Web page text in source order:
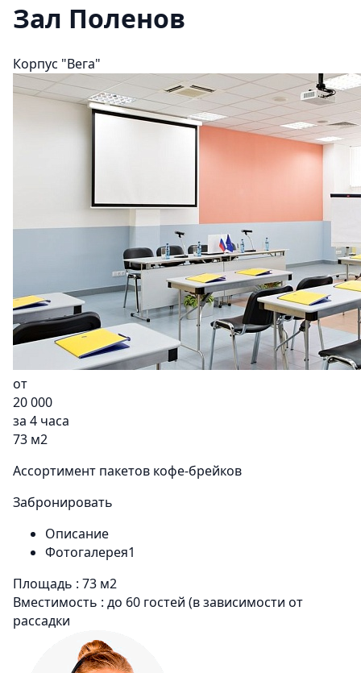
Зал Поленов
Корпус "Вега"
от
20 000
за 4 часа
73 м2
Ассортимент пакетов кофе-брейков
Забронировать
Описание
Фотогалерея1
Площадь : 73 м2
Вместимость : до 60 гостей (в зависимости от
рассадки